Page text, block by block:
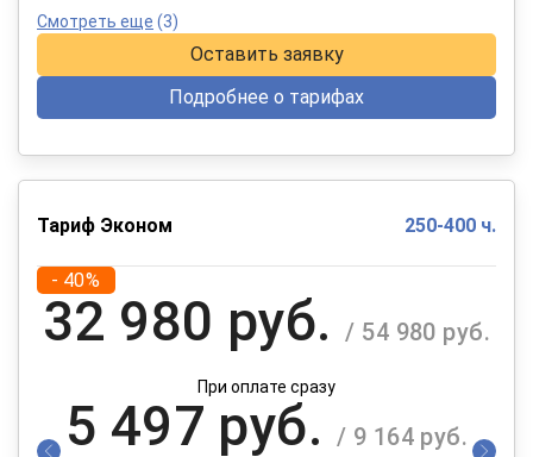
Смотреть еще (3)
Оставить заявку
Подробнее о тарифах
Тариф Эконом 250-400 ч.
- 40%
32 980 руб. / 54 980 руб.
При оплате сразу
5 497 руб. / 9 164 руб.